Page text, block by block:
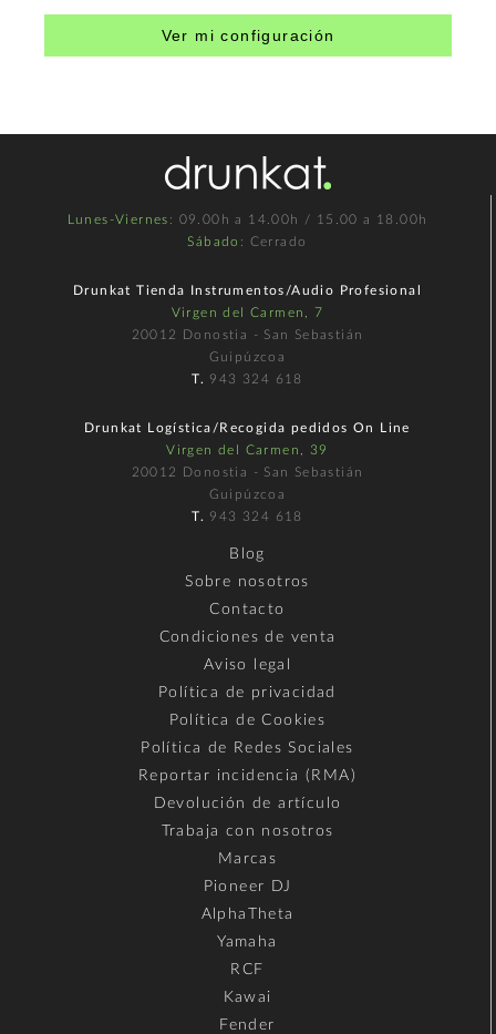
Ver mi configuración
Lunes-Viernes : 09.00h a 14.00h / 15.00 a 18.00h
Sábado : Cerrado
Drunkat Tienda Instrumentos/Audio Profesional
Virgen del Carmen, 7
20012 Donostia - San Sebastián
Guipúzcoa
T. 943 324 618
Drunkat Logística/Recogida pedidos On Line
Virgen del Carmen, 39
20012 Donostia - San Sebastián
Guipúzcoa
T. 943 324 618
Blog
Sobre nosotros
Contacto
Condiciones de venta
Aviso legal
Política de privacidad
Política de Cookies
Política de Redes Sociales
Reportar incidencia (RMA)
Devolución de artículo
Trabaja con nosotros
Marcas
Pioneer DJ
AlphaTheta
Yamaha
RCF
Kawai
Fender